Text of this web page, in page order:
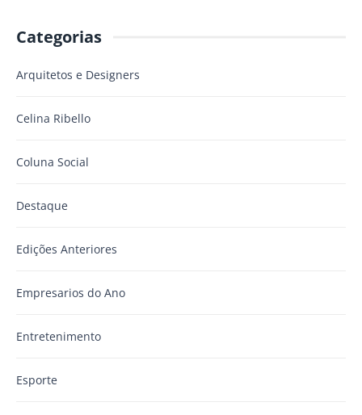
Categorias
Arquitetos e Designers
Celina Ribello
Coluna Social
Destaque
Edições Anteriores
Empresarios do Ano
Entretenimento
Esporte